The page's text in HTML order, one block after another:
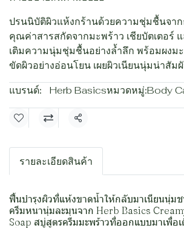
ปรนนิบัติผิวแห้งกร้านด้วยความชุ่มชื้นจา
คุณค่าสารสกัดจากมะพร้าว เชียบัตเตอร์ แ
เติมความนุ่มชุ่มชื้นอย่างล้ำลึก พร้อมผงม
ขัดผิวอย่างอ่อนโยน เผยผิวเนียนนุ่มน่าสัม
แบรนด์: Herb Basicsหมวดหมู่:Body
แชร์
รายละเอียดสินค้า
ฟื้นบำรุงผิวที่แห้งขาดน้ำให้กลับมาเนียนนุ่ม
ครีมหนานุ่มละมุนจาก Herb Basics
Soap สบู่สูตรครีมมะพร้าวที่ออกแบบมาเพื่อ